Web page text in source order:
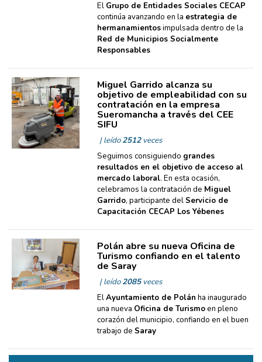
El Grupo de Entidades Sociales CECAP
continúa avanzando en la estrategia de
hermanamientosimpulsada dentro de la
Red de Municipios Socialmente
Responsables
Miguel Garrido alcanza su
objetivo de empleabilidad con su
contratación en la empresa
Sueromancha a través del CEE
SIFU
| leído2512veces
Seguimos consiguiendo grandes
resultados en el objetivo de acceso al
mercado laboral. En esta ocasión,
celebramos la contratación de Miguel
Garrido, participante delServicio de
Capacitación CECAP Los Yébenes
Polán abre su nueva Oficina de
Turismo confiando en el talento
de Saray
| leído2085veces
ElAyuntamiento de Polán ha inaugurado
una nueva Oficina de Turismoen pleno
corazón del municipio, confiando en el buen
trabajo de Saray